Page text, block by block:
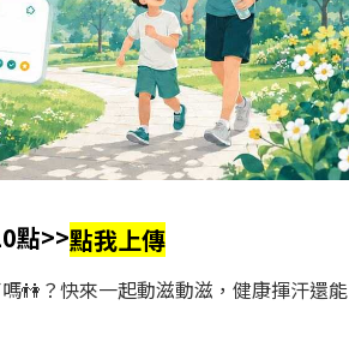
點>>點我上傳
👫？快來一起動滋動滋，健康揮汗還能